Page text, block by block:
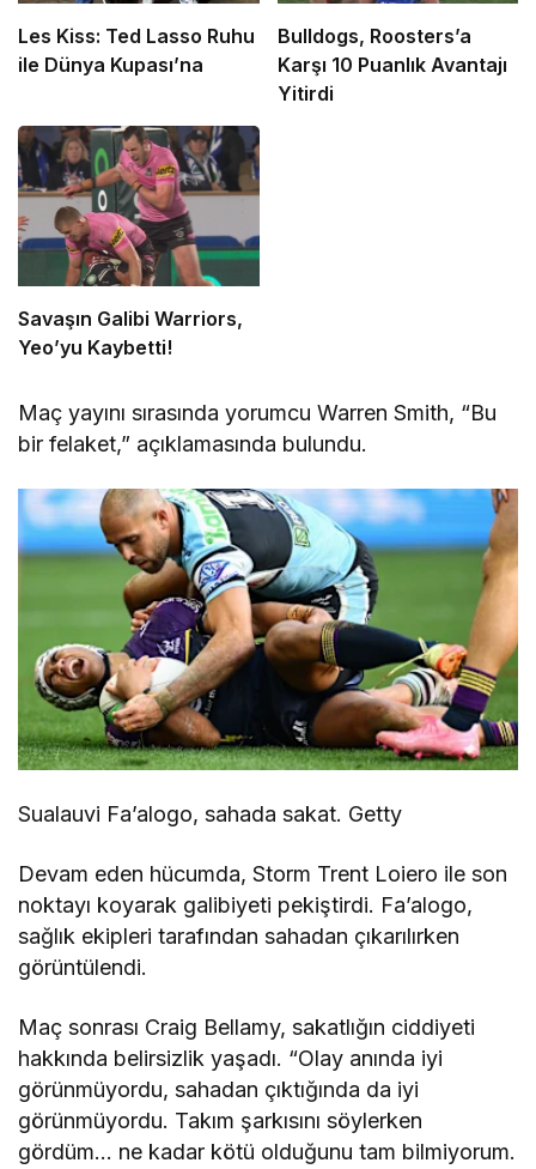
Les Kiss: Ted Lasso Ruhu
ile Dünya Kupası’na
Bulldogs, Roosters’a
Karşı 10 Puanlık Avantajı
Yitirdi
Savaşın Galibi Warriors,
Yeo’yu Kaybetti!
Maç yayını sırasında yorumcu Warren Smith, “Bu
bir felaket,” açıklamasında bulundu.
Sualauvi Fa’alogo, sahada sakat. Getty
Devam eden hücumda, Storm Trent Loiero ile son
noktayı koyarak galibiyeti pekiştirdi. Fa’alogo,
sağlık ekipleri tarafından sahadan çıkarılırken
görüntülendi.
Maç sonrası Craig Bellamy, sakatlığın ciddiyeti
hakkında belirsizlik yaşadı. “Olay anında iyi
görünmüyordu, sahadan çıktığında da iyi
görünmüyordu. Takım şarkısını söylerken
gördüm… ne kadar kötü olduğunu tam bilmiyorum.